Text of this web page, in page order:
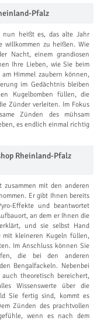
Pfalz
nun heißt es, das alte Jahr
willkommen zu heißen. Wie
Nacht, einem grandiosen
Ihre Lieben, wie Sie beim
Himmel zaubern können,
im Gedächtnis bleiben
Kugelbomben füllen, die
Zünder verleiten. Im Fokus
Zünden des mühsam
es endlich einmal richtig
Rheinland-Pfalz
zusammen mit den anderen
Er gibt Ihnen bereits
Effekte und beantwortet
an dem er Ihnen die
und sie selbst Hand
mit kleineren Kugeln füllen,
Im Anschluss können Sie
die bei den anderen
Bengalfackeln. Nebenbei
auch theoretisch bereichert,
Wissenswerte über die
Sie fertig sind, kommt es
Zünden des prachtvollen
wenn es nach dem